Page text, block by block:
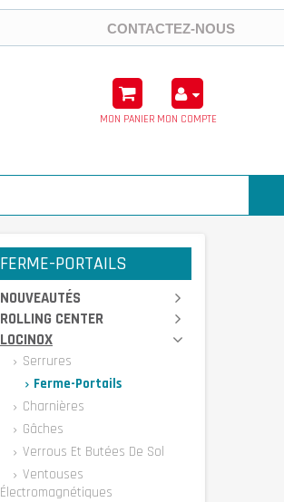
CONTACTEZ-NOUS
MON PANIER MON COMPTE
FERME-PORTAILS
NOUVEAUTÉS
ROLLING CENTER
LOCINOX
Serrures
Ferme-Portails
Charnières
Gâches
Verrous Et Butées De Sol
Ventouses
Électromagnétiques